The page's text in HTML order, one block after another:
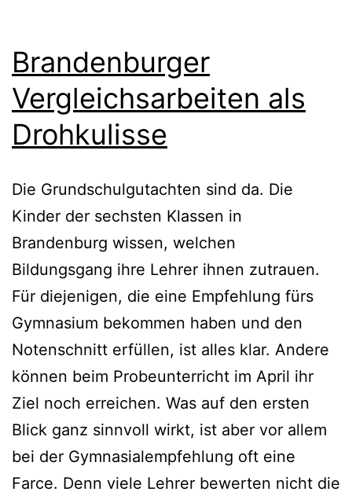
Brandenburger
Vergleichsarbeiten als
Drohkulisse
Die Grundschulgutachten sind da. Die
Kinder der sechsten Klassen in
Brandenburg wissen, welchen
Bildungsgang ihre Lehrer ihnen zutrauen.
Für diejenigen, die eine Empfehlung fürs
Gymnasium bekommen haben und den
Notenschnitt erfüllen, ist alles klar. Andere
können beim Probeunterricht im April ihr
Ziel noch erreichen. Was auf den ersten
Blick ganz sinnvoll wirkt, ist aber vor allem
bei der Gymnasialempfehlung oft eine
Farce. Denn viele Lehrer bewerten nicht die